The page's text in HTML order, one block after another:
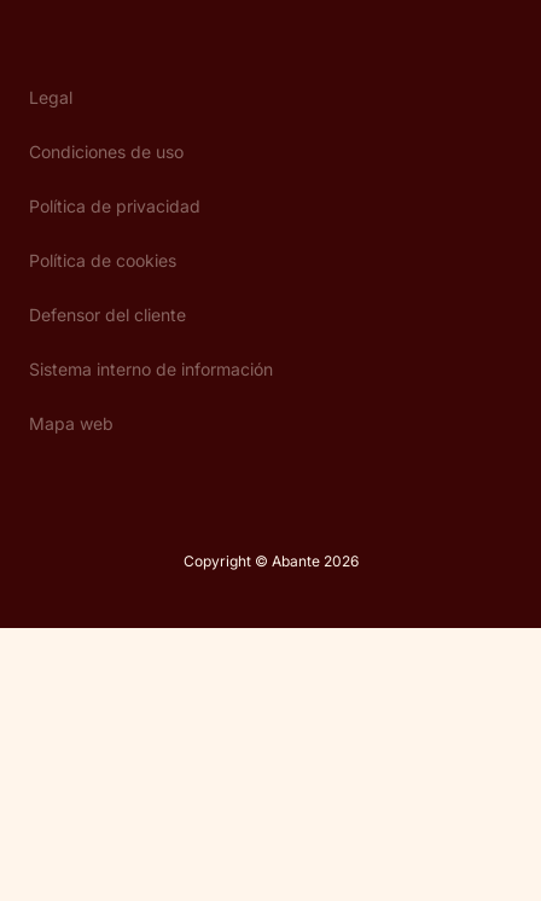
Legal
Condiciones de uso
Política de privacidad
Política de cookies
Defensor del cliente
Sistema interno de información
Mapa web
Copyright © Abante 2026